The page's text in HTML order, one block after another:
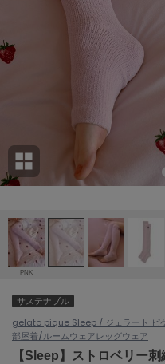
ョン雑貨 (865)
/ランジェリー (127)
ェア (121)
(124)
adidas by Stella McCartney
アディダス バイ ステラマッカート
ALLISON BROWN
Ame no chi Hare
アメノチハレ
アモマ
ánuans
アニュアンス
ànuke
アンヌーク
ASICS
アシックス
PNK
サステナブル
gelato pique Sleep / ジェラート ピ
部屋着/ルームウェアレッグウェア
【Sleep】ストロベリー